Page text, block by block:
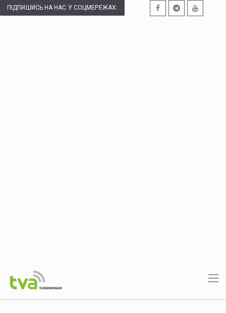
ПІДПИШИСЬ НА НАС У СОЦМЕРЕЖАХ: